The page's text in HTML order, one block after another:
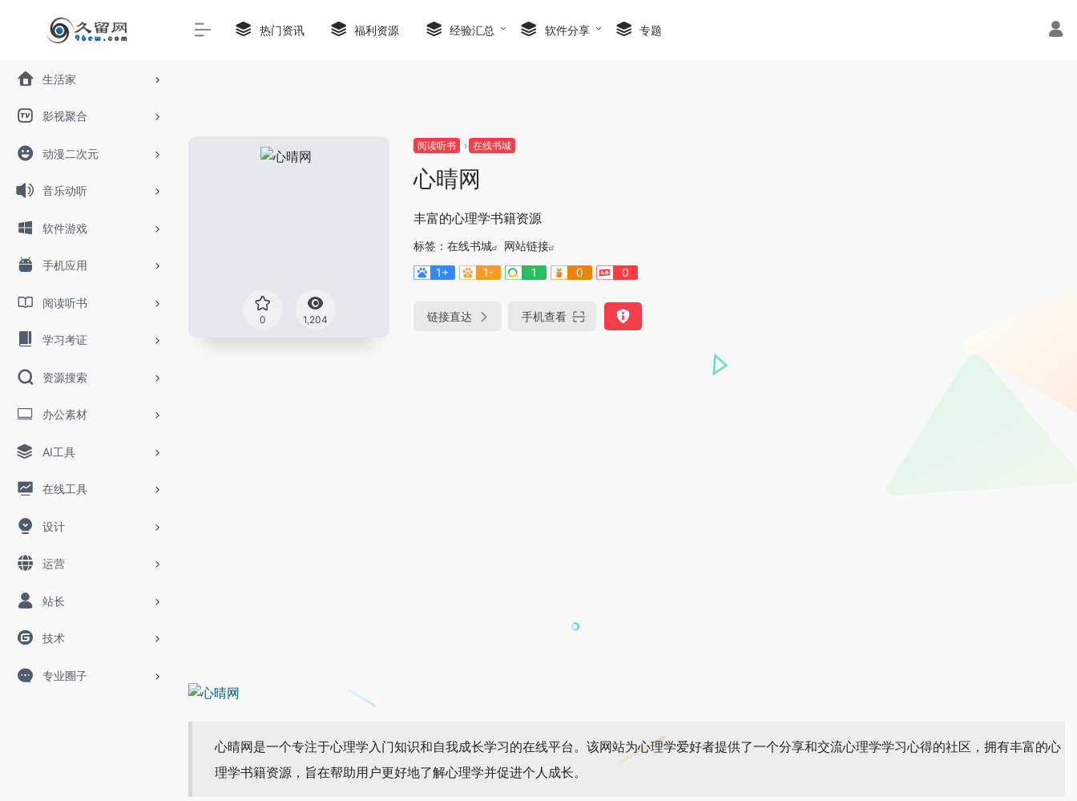
生活家
影视聚合
动漫二次元
音乐动听
软件游戏
手机应用
阅读听书
学习考证
资源搜索
办公素材
AI工具
在线工具
设计
运营
站长
技术
专业圈子
热门资讯 福利资源 经验汇总 软件分享 专题
0 1,204
阅读听书 在线书城
心晴网
丰富的心理学书籍资源
标签： 在线书城
网站链接
1+
1- 1 0 0
链接直达 手机查看
心晴网是一个专注于心理学入门知识和自我成长学习的在线平台。该网站为心理学爱好者提供了一个分享和交流心理学学习心得的社区，拥有丰富的心
理学书籍资源，旨在帮助用户更好地了解心理学并促进个人成长。